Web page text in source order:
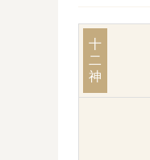
十
二
神